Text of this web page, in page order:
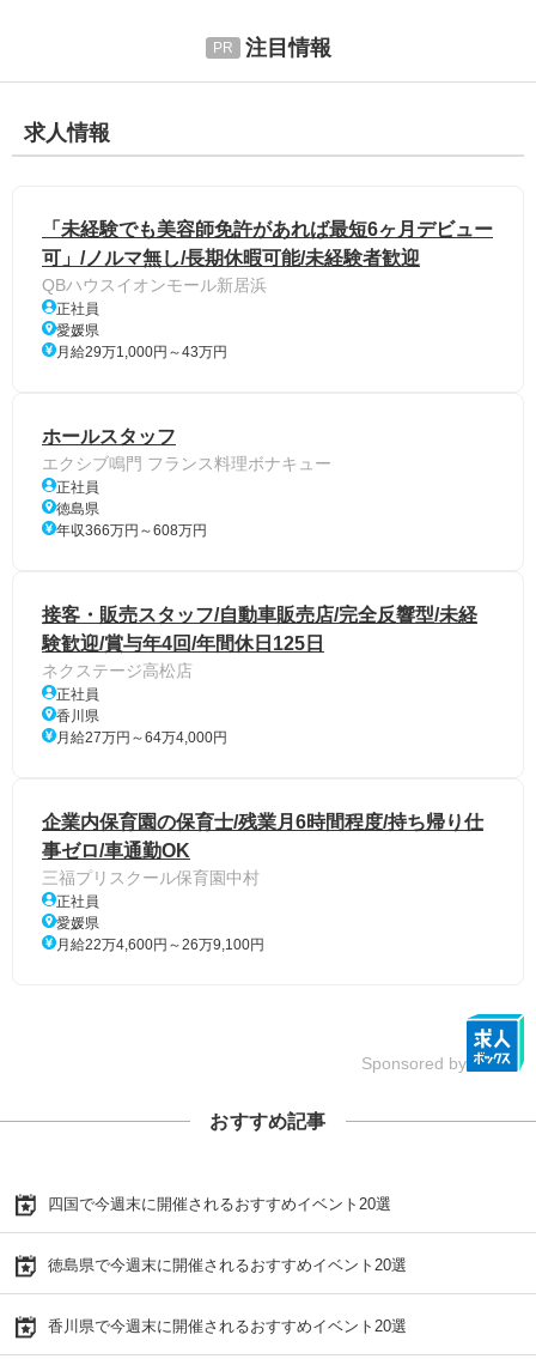
注目情報
求人情報
「未経験でも美容師免許があれば最短6ヶ月デビュー
可」/ノルマ無し/長期休暇可能/未経験者歓迎
QBハウスイオンモール新居浜
正社員
愛媛県
月給29万1,000円～43万円
ホールスタッフ
エクシブ鳴門 フランス料理ボナキュー
正社員
徳島県
年収366万円～608万円
接客・販売スタッフ/自動車販売店/完全反響型/未経
験歓迎/賞与年4回/年間休日125日
ネクステージ高松店
正社員
香川県
月給27万円～64万4,000円
企業内保育園の保育士/残業月6時間程度/持ち帰り仕
事ゼロ/車通勤OK
三福プリスクール保育園中村
正社員
愛媛県
月給22万4,600円～26万9,100円
Sponsored by
おすすめ記事
四国で今週末に開催されるおすすめイベント20選
徳島県で今週末に開催されるおすすめイベント20選
香川県で今週末に開催されるおすすめイベント20選